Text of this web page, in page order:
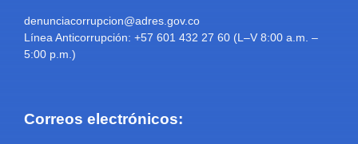
denunciacorrupcion@adres.gov.co
Línea Anticorrupción: +57 601 432 27 60 (L–V 8:00 a.m. –
5:00 p.m.)
Correos electrónicos: